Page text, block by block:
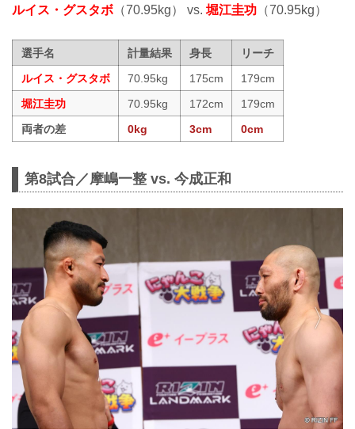
ルイス・グスタボ （70.95kg） vs. 堀江圭功 （70.95kg）
選手名 計量結果 身長
リーチ
ルイス・グスタボ
70.95kg 175cm
179cm
堀江圭功
70.95kg 172cm
179cm
両者の差
0kg 3cm 0cm
第8試合／摩嶋一整 vs. 今成正和